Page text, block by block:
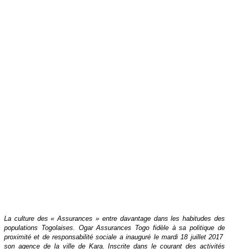
La culture des « Assurances » entre davantage dans les habitudes des
populations Togolaises. Ogar Assurances Togo fidèle à sa politique de
proximité et de responsabilité sociale a inauguré le mardi 18 juillet 2017
son agence de la ville de Kara. Inscrite dans le courant des activités